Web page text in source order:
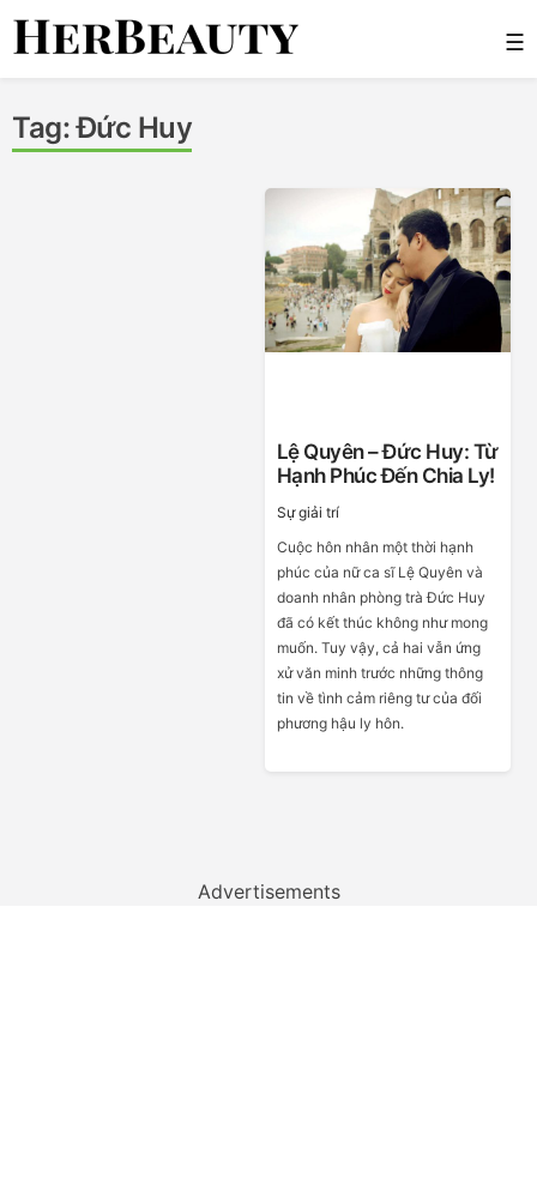
Skip
☰
Tag:Đức Huy
Lệ Quyên – Đức Huy: Từ
Hạnh Phúc Đến Chia Ly!
Sự giải trí
Cuộc hôn nhân một thời hạnh
phúc của nữ ca sĩ Lệ Quyên và
doanh nhân phòng trà Đức Huy
đã có kết thúc không như mong
muốn. Tuy vậy, cả hai vẫn ứng
xử văn minh trước những thông
tin về tình cảm riêng tư của đối
phương hậu ly hôn.
Advertisements